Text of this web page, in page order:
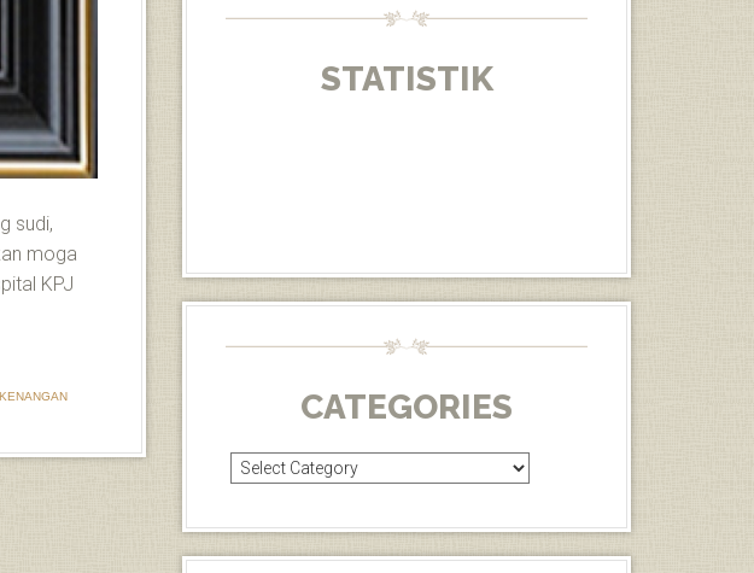
sudi,
moga
KPJ
STATISTIK
CATEGORIES
Categories